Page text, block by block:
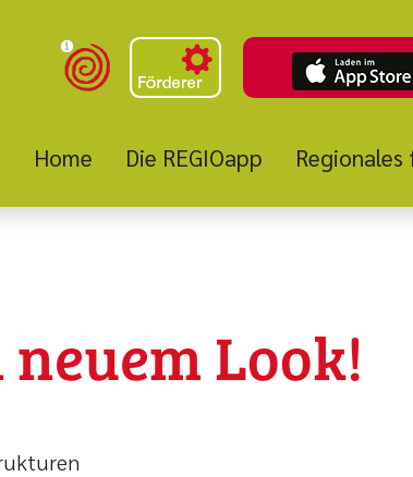
Home Die REGIOapp Regionales
Look!